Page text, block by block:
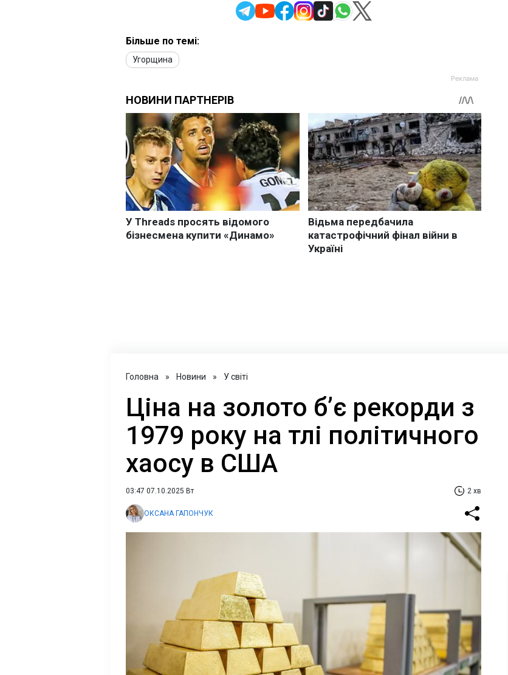
Більше по темі:
Угорщина
Головна » Новини » У світі
Ціна на золото б’є рекорди з
1979 року на тлі політичного
хаосу в США
03:47 07.10.2025 Вт 2 хв
ОКСАНА ГАПОНЧУК